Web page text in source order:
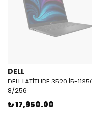
DELL
DELL LATİTUDE 3520 İ5-
8/256
₺ 17,950.00